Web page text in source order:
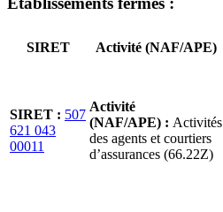
SIRET Activité (NAF/APE)
SIRET : 507
621 043
00011
Activité
(NAF/APE) : Activités
des agents et courtiers
d’assurances (66.22Z)